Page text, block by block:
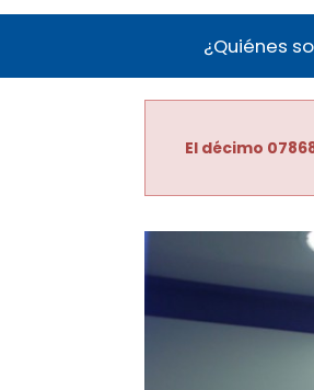
¿Quiénes
El décimo